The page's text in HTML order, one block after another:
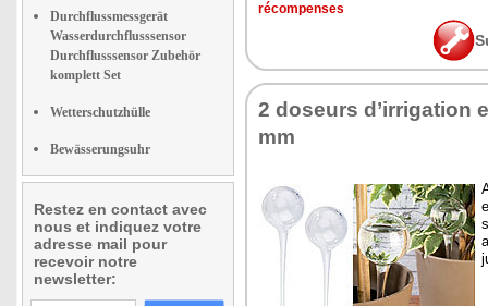
Durchflussmessgerät
Wasserdurchflusssensor
Durchflusssensor Zubehör
komplett Set
Wetterschutzhülle
Bewässerungsuhr
Restez en contact avec
nous et indiquez votre
adresse mail pour
recevoir notre
newsletter:
récompenses
2 doseurs d’irrigation
mm